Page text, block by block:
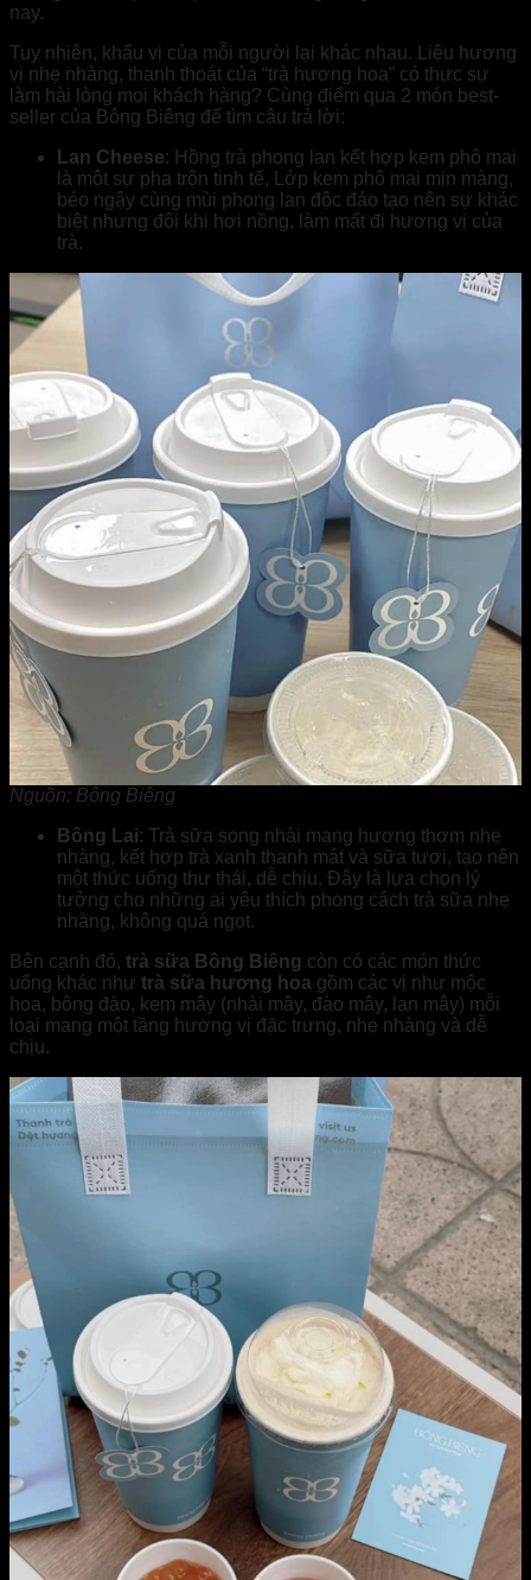
nay.
Tuy nhiên, khẩu vị của mỗi người lại khác nhau. Liệu hương
vị nhẹ nhàng, thanh thoát của “trà hương hoa” có thực sự
làm hài lòng mọi khách hàng? Cùng điểm qua 2 món best-
seller của Bông Biêng để tìm câu trả lời:
Lan Cheese: Hồng trà phong lan kết hợp kem phô mai
là một sự pha trộn tinh tế, Lớp kem phô mai mịn màng,
béo ngậy cùng mùi phong lan độc đáo tạo nên sự khác
biệt nhưng đôi khi hơi nồng, làm mất đi hương vị của
trà.
Nguồn: Bông Biêng
Bông Lai: Trà sữa song nhài mang hương thơm nhẹ
nhàng, kết hợp trà xanh thanh mát và sữa tươi, tạo nên
một thức uống thư thái, dễ chịu. Đây là lựa chọn lý
tưởng cho những ai yêu thích phong cách trà sữa nhẹ
nhàng, không quá ngọt.
Bên cạnh đó, trà sữa Bông Biêng còn có các món thức
uống khác như trà sữa hương hoa gồm các vị như mộc
hoa, bông đào, kem mây (nhài mây, đào mây, lan mây) mỗi
loại mang một tầng hương vị đặc trưng, nhẹ nhàng và dễ
chịu.